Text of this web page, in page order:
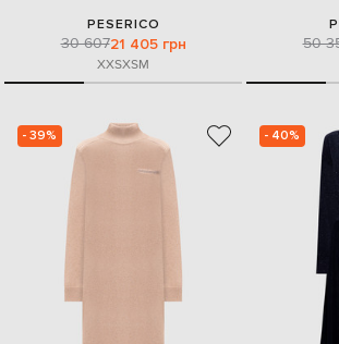
PESERICO
30 60721 405 грн
XXSXSM
50
- 39% - 40%